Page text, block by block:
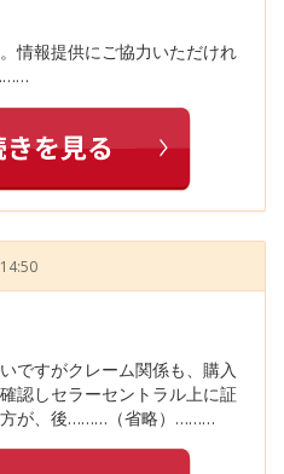
情報提供にご協力いただけれ
ですがクレーム関係も、購入
認しセラーセントラル上に証
方が、後………（省略）………